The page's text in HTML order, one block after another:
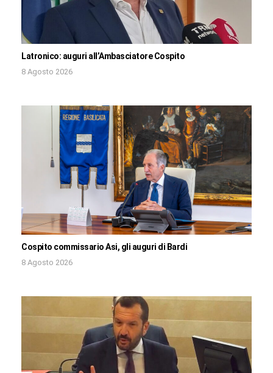
Latronico: auguri all’Ambasciatore Cospito
8 Agosto 2026
Cospito commissario Asi, gli auguri di Bardi
8 Agosto 2026